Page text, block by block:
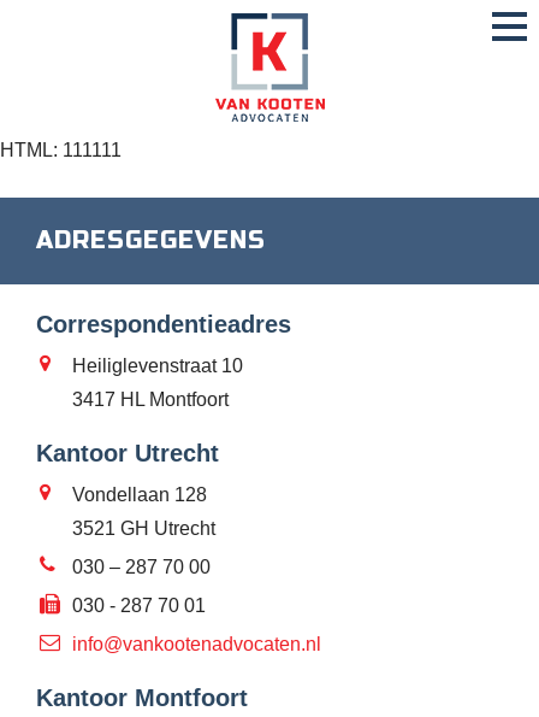
HTML: 111111
ADRESGEGEVENS
Correspondentieadres
Heiliglevenstraat 10
3417 HL Montfoort
Kantoor Utrecht
Vondellaan 128
3521 GH Utrecht
030 – 287 70 00
030 - 287 70 01
info@vankootenadvocaten.nl
Kantoor Montfoort